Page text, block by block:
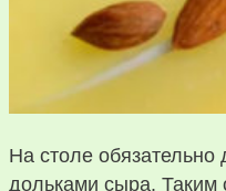
На столе
дольками сыра. Таким